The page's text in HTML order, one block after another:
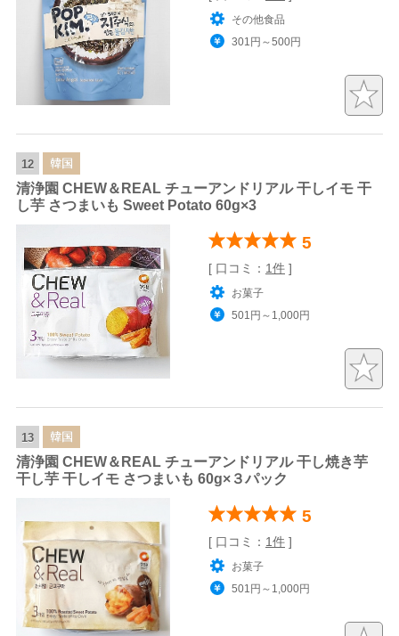
その他食品
301円～500円
12 韓国
清浄園 CHEW＆REAL チューアンドリアル 干しイモ 干
し芋 さつまいも Sweet Potato 60g×3
5
[ 口コミ： 1件 ]
お菓子
501円～1,000円
13 韓国
清浄園 CHEW＆REAL チューアンドリアル 干し焼き芋
干し芋 干しイモ さつまいも 60g×３パック
5
[ 口コミ： 1件 ]
お菓子
501円～1,000円